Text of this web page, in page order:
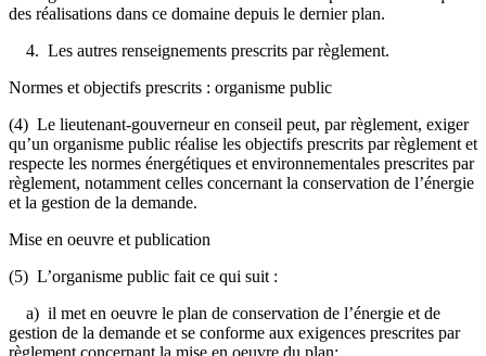
des réalisations dans ce domaine depuis le dernier plan.
4. Les autres renseignements prescrits par règlement.
Normes et objectifs prescrits : organisme public
(4) Le lieutenant-gouverneur en conseil peut, par règlement, exiger
qu’un organisme public réalise les objectifs prescrits par règlement et
respecte les normes énergétiques et environnementales prescrites par
règlement, notamment celles concernant la conservation de l’énergie
et la gestion de la demande.
Mise en oeuvre et publication
(5) L’organisme public fait ce qui suit :
a) il met en oeuvre le plan de conservation de l’énergie et de
gestion de la demande et se conforme aux exigences prescrites par
règlement concernant la mise en oeuvre du plan;